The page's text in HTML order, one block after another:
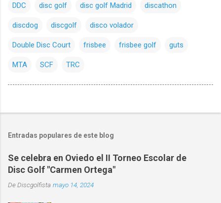
DDC disc golf disc golf Madrid discathon
discdog discgolf disco volador
Double Disc Court frisbee frisbee golf guts
MTA SCF TRC
Entradas populares de este blog
Se celebra en Oviedo el II Torneo Escolar de
Disc Golf "Carmen Ortega"
DeDiscgolfista mayo 14, 2024